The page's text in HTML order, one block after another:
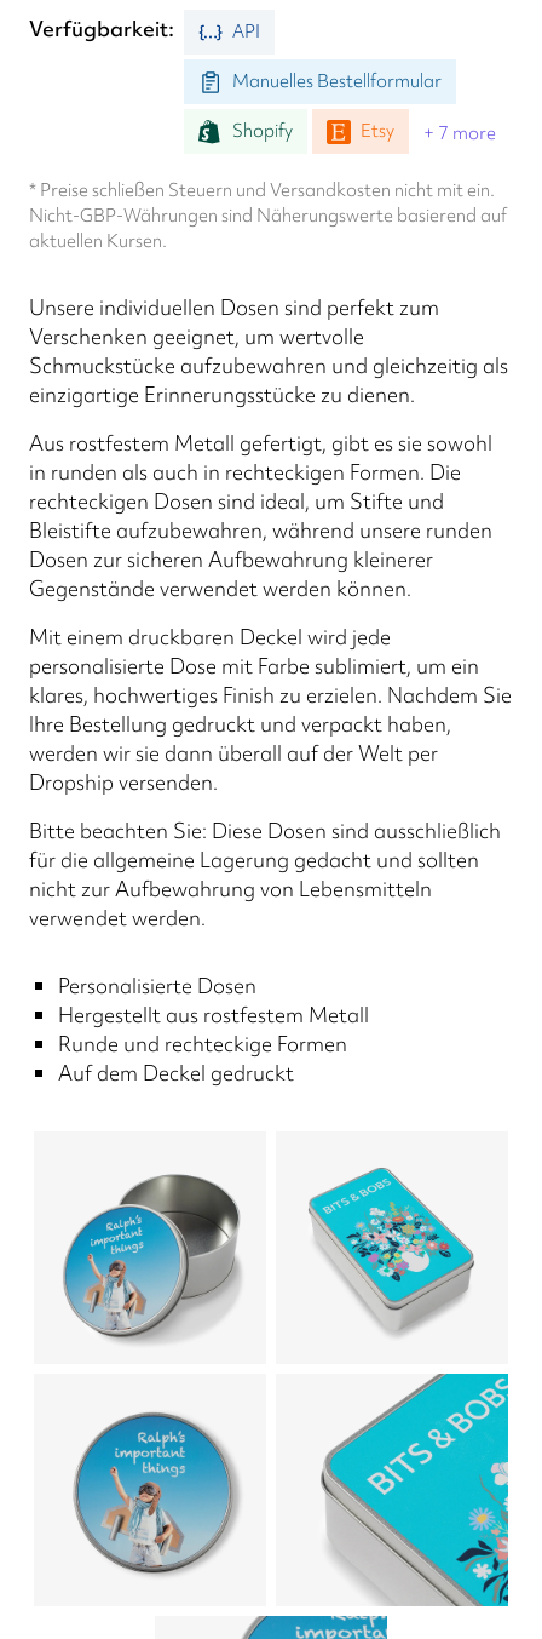
Verfügbarkeit
API
Manuelles Bestellformular
Shopify Etsy + 7 more
* Preise schließen Steuern und Versandkosten nicht mit ein.
Nicht-GBP-Währungen sind Näherungswerte basierend auf
aktuellen Kursen.
Unsere individuellen Dosen sind perfekt zum
Verschenken geeignet, um wertvolle
Schmuckstücke aufzubewahren und gleichzeitig als
einzigartige Erinnerungsstücke zu dienen.
Aus rostfestem Metall gefertigt, gibt es sie sowohl
in runden als auch in rechteckigen Formen. Die
rechteckigen Dosen sind ideal, um Stifte und
Bleistifte aufzubewahren, während unsere runden
Dosen zur sicheren Aufbewahrung kleinerer
Gegenstände verwendet werden können.
Mit einem druckbaren Deckel wird jede
personalisierte Dose mit Farbe sublimiert, um ein
klares, hochwertiges Finish zu erzielen. Nachdem Sie
Ihre Bestellung gedruckt und verpackt haben,
werden wir sie dann überall auf der Welt per
Dropship versenden.
Bitte beachten Sie: Diese Dosen sind ausschließlich
für die allgemeine Lagerung gedacht und sollten
nicht zur Aufbewahrung von Lebensmitteln
verwendet werden.
Personalisierte Dosen
Hergestellt aus rostfestem Metall
Runde und rechteckige Formen
Auf dem Deckel gedruckt